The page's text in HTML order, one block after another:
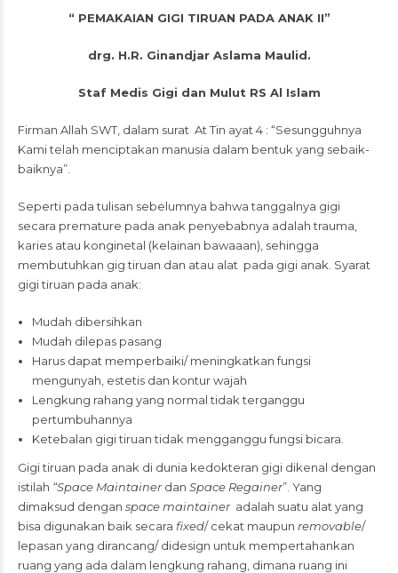
“ PEMAKAIAN GIGI TIRUAN PADA ANAK II”
drg. H.R. Ginandjar Aslama Maulid.
Staf Medis Gigi dan Mulut RS Al Islam
Firman Allah SWT, dalam surat At Tin ayat 4 : “Sesungguhnya
Kami telah menciptakan manusia dalam bentuk yang sebaik-
baiknya”.
Seperti pada tulisan sebelumnya bahwa tanggalnya gigi
secara premature pada anak penyebabnya adalah trauma,
karies atau konginetal (kelainan bawaaan), sehingga
membutuhkan gig tiruan dan atau alat pada gigi anak. Syarat
gigi tiruan pada anak:
Mudah dibersihkan
Mudah dilepas pasang
Harus dapat memperbaiki/ meningkatkan fungsi
mengunyah, estetis dan kontur wajah
Lengkung rahang yang normal tidak terganggu
pertumbuhannya
Ketebalan gigi tiruan tidak mengganggu fungsi bicara.
Gigi tiruan pada anak di dunia kedokteran gigi dikenal dengan
istilah “Space Maintainerdan Space Regainer”. Yang
dimaksud dengan space maintaineradalah suatu alat yang
bisa digunakan baik secara fixed/ cekat maupun removable/
lepasan yang dirancang/ didesign untuk mempertahankan
ruang yang ada dalam lengkung rahang, dimana ruang ini